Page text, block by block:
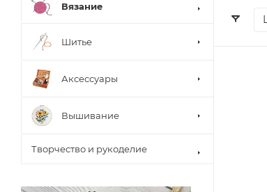
Вязание
Шитье
Аксессуары
Вышивание
Творчество и рукоделие